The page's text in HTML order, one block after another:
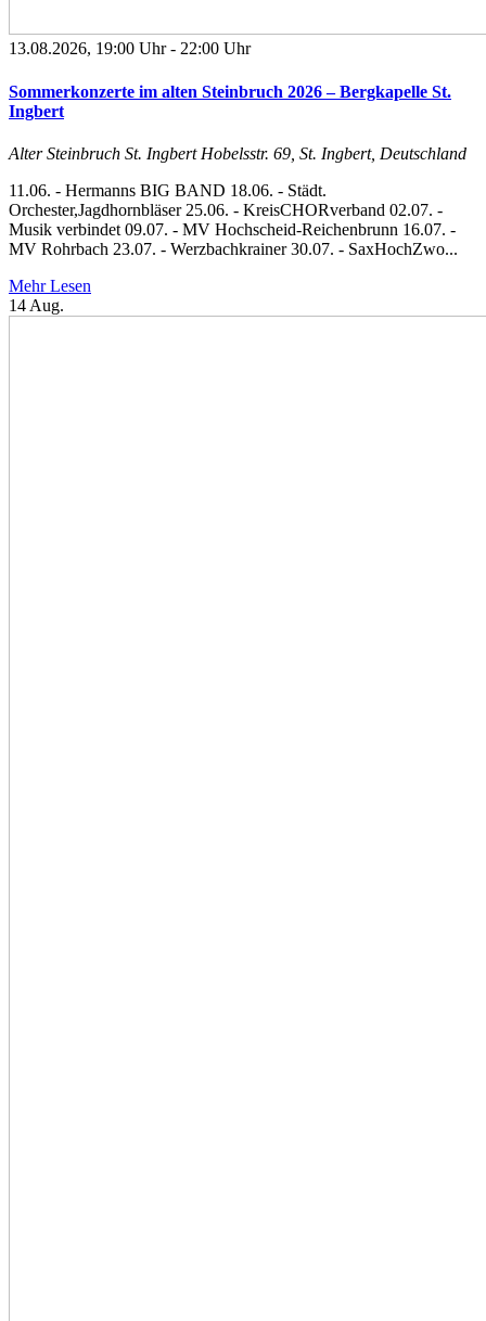
13.08.2026, 19:00 Uhr- 22:00 Uhr
Sommerkonzerte im alten Steinbruch 2026 – Bergkapelle St.
Ingbert
Alter Steinbruch St. Ingbert Hobelsstr. 69, St. Ingbert, Deutschland
11.06. - Hermanns BIG BAND 18.06. - Städt.
Orchester,Jagdhornbläser 25.06. - KreisCHORverband 02.07. -
Musik verbindet 09.07. - MV Hochscheid-Reichenbrunn 16.07. -
MV Rohrbach 23.07. - Werzbachkrainer 30.07. - SaxHochZwo...
Mehr Lesen
14 Aug.